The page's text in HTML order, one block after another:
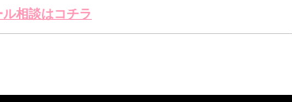
相談はコチラ